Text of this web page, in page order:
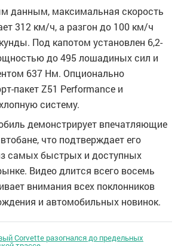
данным, максимальная скорость
312 км/ч, а разгон до 100 км/ч
Под капотом установлен 6,2-
до 495 лошадиных сил и
637 Нм. Опционально
пакет Z51 Performance и
систему.
демонстрирует впечатляющие
что подтверждает его
самых быстрых и доступных
Видео длится всего восемь
внимания всех поклонников
и автомобильных новинок.
Corvette разогнался до предельных